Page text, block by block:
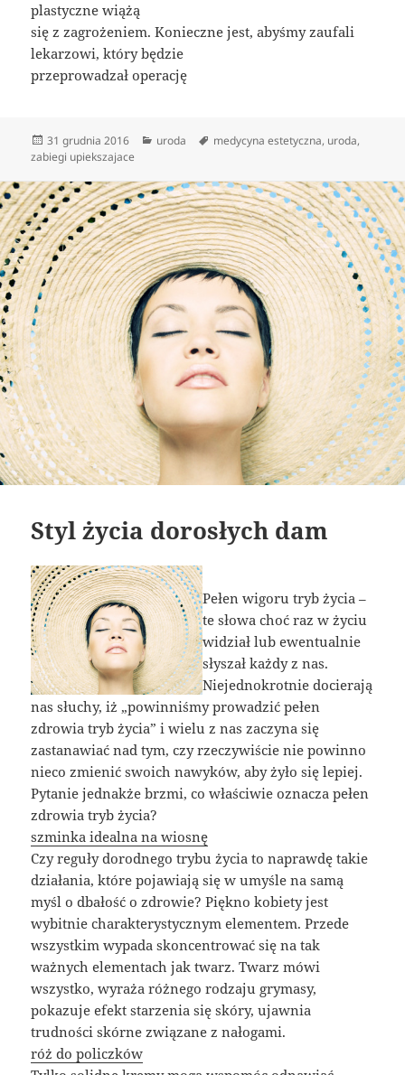
plastyczne wiążą
się z zagrożeniem. Konieczne jest, abyśmy zaufali
lekarzowi, który będzie
przeprowadzał operację
Data
publikacji
31 grudnia 2016 Kategorie
uroda Tagi
medycyna estetyczna, uroda,
zabiegi upiekszajace
Styl życia dorosłych dam
Pełen wigoru tryb życia –
te słowa choć raz w życiu
widział lub ewentualnie
słyszał każdy z nas.
Niejednokrotnie docierają
nas słuchy, iż „powinniśmy prowadzić pełen
zdrowia tryb życia” i wielu z nas zaczyna się
zastanawiać nad tym, czy rzeczywiście nie powinno
nieco zmienić swoich nawyków, aby żyło się lepiej.
Pytanie jednakże brzmi, co właściwie oznacza pełen
zdrowia tryb życia?
szminka idealna na wiosnę
Czy reguły dorodnego trybu życia to naprawdę takie
działania, które pojawiają się w umyśle na samą
myśl o dbałość o zdrowie? Piękno kobiety jest
wybitnie charakterystycznym elementem. Przede
wszystkim wypada skoncentrować się na tak
ważnych elementach jak twarz. Twarz mówi
wszystko, wyraża różnego rodzaju grymasy,
pokazuje efekt starzenia się skóry, ujawnia
trudności skórne związane z nałogami.
róż do policzków